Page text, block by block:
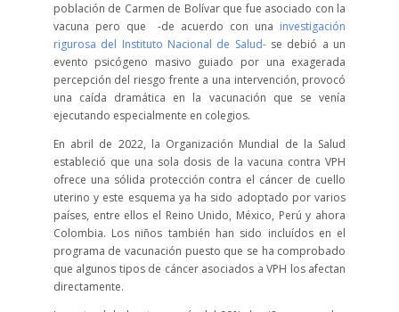
población de Carmen de Bolívar que fue asociado con la
vacuna pero que -de acuerdo con una investigación
rigurosa del Instituto Nacional de Salud-se debió a un
evento psicógeno masivo guiado por una exagerada
percepción del riesgo frente a una intervención, provocó
una caída dramática en la vacunación que se venía
ejecutando especialmente en colegios.
En abril de 2022, la Organización Mundial de la Salud
estableció que una sola dosis de la vacuna contra VPH
ofrece una sólida protección contra el cáncer de cuello
uterino y este esquema ya ha sido adoptado por varios
países, entre ellos el Reino Unido, México, Perú y ahora
Colombia. Los niños también han sido incluídos en el
programa de vacunación puesto que se ha comprobado
que algunos tipos de cáncer asociados a VPH los afectan
directamente.